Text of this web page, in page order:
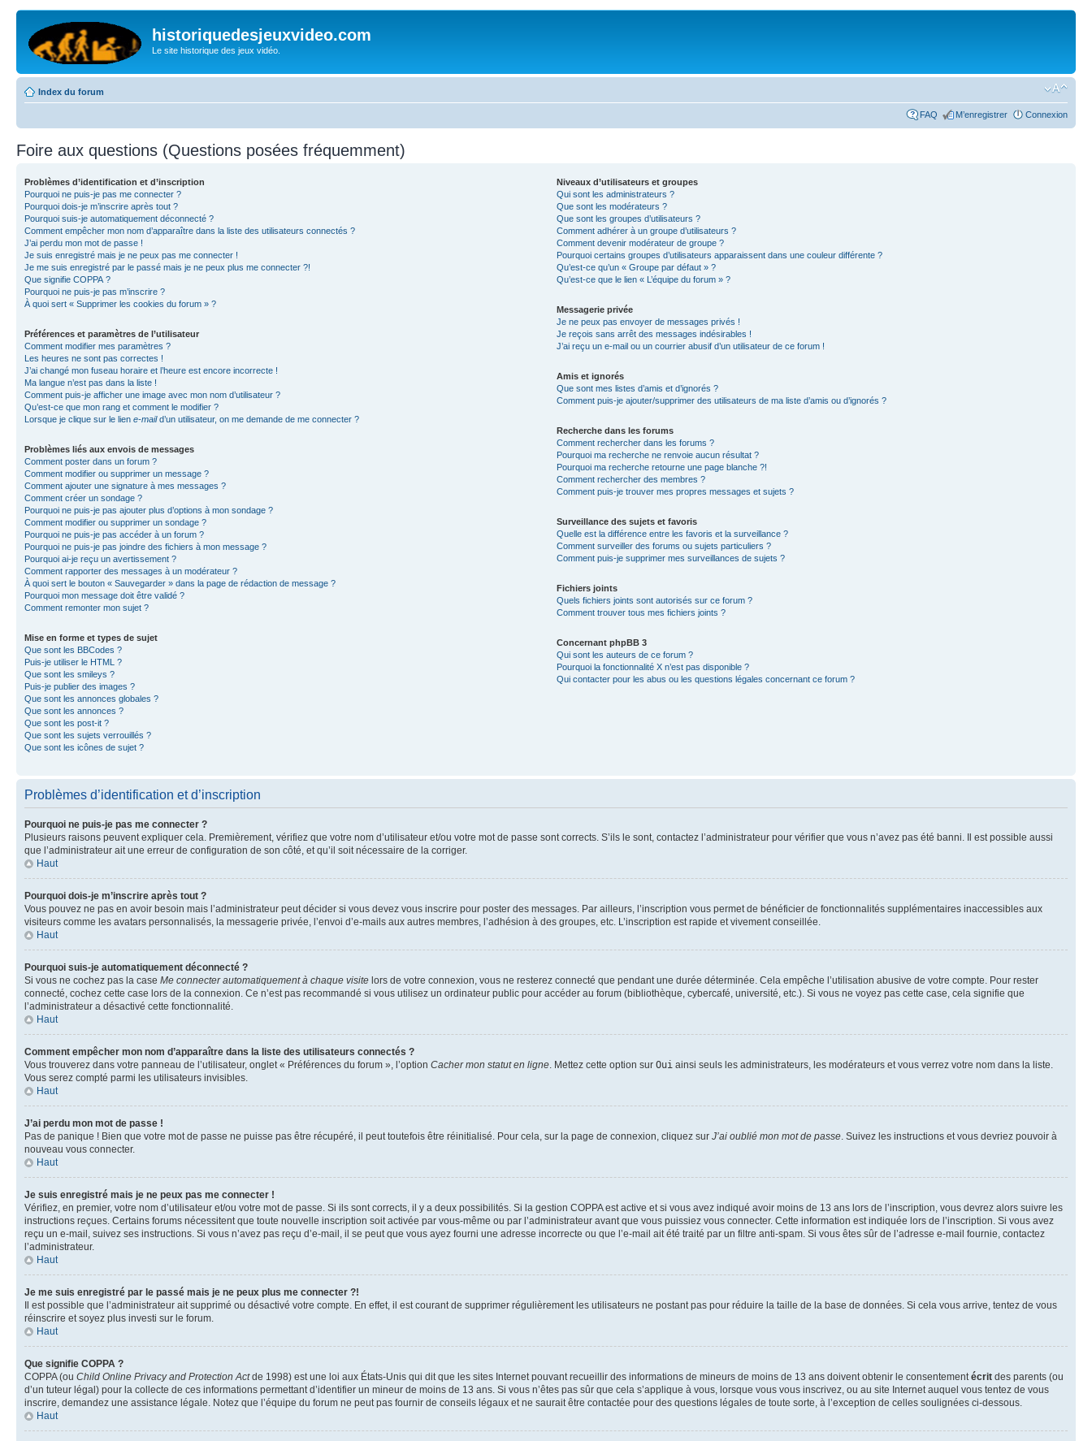
historiquedesjeuxvideo.com
Le site historique des jeux vidéo.
Index du forum
FAQ M’enregistrer Connexion
Foire aux questions (Questions posées fréquemment)
Problèmes d’identification et d’inscription
Pourquoi ne puis-je pas me connecter ?
Pourquoi dois-je m’inscrire après tout ?
Pourquoi suis-je automatiquement déconnecté ?
Comment empêcher mon nom d’apparaître dans la liste des utilisateurs connectés ?
J’ai perdu mon mot de passe !
Je suis enregistré mais je ne peux pas me connecter !
Je me suis enregistré par le passé mais je ne peux plus me connecter ?!
Que signifie COPPA ?
Pourquoi ne puis-je pas m’inscrire ?
À quoi sert « Supprimer les cookies du forum » ?
Préférences et paramètres de l’utilisateur
Comment modifier mes paramètres ?
Les heures ne sont pas correctes !
J’ai changé mon fuseau horaire et l’heure est encore incorrecte !
Ma langue n’est pas dans la liste !
Comment puis-je afficher une image avec mon nom d’utilisateur ?
Qu’est-ce que mon rang et comment le modifier ?
Lorsque je clique sur le lien e-maild’un utilisateur, on me demande de me connecter ?
Problèmes liés aux envois de messages
Comment poster dans un forum ?
Comment modifier ou supprimer un message ?
Comment ajouter une signature à mes messages ?
Comment créer un sondage ?
Pourquoi ne puis-je pas ajouter plus d’options à mon sondage ?
Comment modifier ou supprimer un sondage ?
Pourquoi ne puis-je pas accéder à un forum ?
Pourquoi ne puis-je pas joindre des fichiers à mon message ?
Pourquoi ai-je reçu un avertissement ?
Comment rapporter des messages à un modérateur ?
À quoi sert le bouton « Sauvegarder » dans la page de rédaction de message ?
Pourquoi mon message doit être validé ?
Comment remonter mon sujet ?
Mise en forme et types de sujet
Que sont les BBCodes ?
Puis-je utiliser le HTML ?
Que sont les smileys ?
Puis-je publier des images ?
Que sont les annonces globales ?
Que sont les annonces ?
Que sont les post-it ?
Que sont les sujets verrouillés ?
Que sont les icônes de sujet ?
Niveaux d’utilisateurs et groupes
Qui sont les administrateurs ?
Que sont les modérateurs ?
Que sont les groupes d’utilisateurs ?
Comment adhérer à un groupe d’utilisateurs ?
Comment devenir modérateur de groupe ?
Pourquoi certains groupes d’utilisateurs apparaissent dans une couleur différente ?
Qu’est-ce qu’un « Groupe par défaut » ?
Qu’est-ce que le lien « L’équipe du forum » ?
Messagerie privée
Je ne peux pas envoyer de messages privés !
Je reçois sans arrêt des messages indésirables !
J’ai reçu un e-mail ou un courrier abusif d’un utilisateur de ce forum !
Amis et ignorés
Que sont mes listes d’amis et d’ignorés ?
Comment puis-je ajouter/supprimer des utilisateurs de ma liste d’amis ou d’ignorés ?
Recherche dans les forums
Comment rechercher dans les forums ?
Pourquoi ma recherche ne renvoie aucun résultat ?
Pourquoi ma recherche retourne une page blanche ?!
Comment rechercher des membres ?
Comment puis-je trouver mes propres messages et sujets ?
Surveillance des sujets et favoris
Quelle est la différence entre les favoris et la surveillance ?
Comment surveiller des forums ou sujets particuliers ?
Comment puis-je supprimer mes surveillances de sujets ?
Fichiers joints
Quels fichiers joints sont autorisés sur ce forum ?
Comment trouver tous mes fichiers joints ?
Concernant phpBB 3
Qui sont les auteurs de ce forum ?
Pourquoi la fonctionnalité X n’est pas disponible ?
Qui contacter pour les abus ou les questions légales concernant ce forum ?
Problèmes d’identification et d’inscription
Pourquoi ne puis-je pas me connecter ?
Plusieurs raisons peuvent expliquer cela. Premièrement, vérifiez que votre nom d’utilisateur et/ou votre mot de passe sont corrects. S’ils le sont, contactez l’administrateur pour vérifier que vous n’avez pas été banni. Il est possible aussi
que l’administrateur ait une erreur de configuration de son côté, et qu’il soit nécessaire de la corriger.
Haut
Pourquoi dois-je m’inscrire après tout ?
Vous pouvez ne pas en avoir besoin mais l’administrateur peut décider si vous devez vous inscrire pour poster des messages. Par ailleurs, l’inscription vous permet de bénéficier de fonctionnalités supplémentaires inaccessibles aux
visiteurs comme les avatars personnalisés, la messagerie privée, l’envoi d’e-mails aux autres membres, l’adhésion à des groupes, etc. L’inscription est rapide et vivement conseillée.
Haut
Pourquoi suis-je automatiquement déconnecté ?
Si vous ne cochez pas la case Me connecter automatiquement à chaque visite lors de votre connexion, vous ne resterez connecté que pendant une durée déterminée. Cela empêche l’utilisation abusive de votre compte. Pour rester
connecté, cochez cette case lors de la connexion. Ce n’est pas recommandé si vous utilisez un ordinateur public pour accéder au forum (bibliothèque, cybercafé, université, etc.). Si vous ne voyez pas cette case, cela signifie que
l’administrateur a désactivé cette fonctionnalité.
Haut
Comment empêcher mon nom d’apparaître dans la liste des utilisateurs connectés ?
Vous trouverez dans votre panneau de l’utilisateur, onglet « Préférences du forum », l’option Cacher mon statut en ligne . Mettez cette option sur Oui ainsi seuls les administrateurs, les modérateurs et vous verrez votre nom dans la liste.
Vous serez compté parmi les utilisateurs invisibles.
Haut
J’ai perdu mon mot de passe !
Pas de panique ! Bien que votre mot de passe ne puisse pas être récupéré, il peut toutefois être réinitialisé. Pour cela, sur la page de connexion, cliquez sur J’ai oublié mon mot de passe . Suivez les instructions et vous devriez pouvoir à
nouveau vous connecter.
Haut
Je suis enregistré mais je ne peux pas me connecter !
Vérifiez, en premier, votre nom d’utilisateur et/ou votre mot de passe. Si ils sont corrects, il y a deux possibilités. Si la gestion COPPA est active et si vous avez indiqué avoir moins de 13 ans lors de l’inscription, vous devrez alors suivre les
instructions reçues. Certains forums nécessitent que toute nouvelle inscription soit activée par vous-même ou par l’administrateur avant que vous puissiez vous connecter. Cette information est indiquée lors de l’inscription. Si vous avez
reçu un e-mail, suivez ses instructions. Si vous n’avez pas reçu d’e-mail, il se peut que vous ayez fourni une adresse incorrecte ou que l’e-mail ait été traité par un filtre anti-spam. Si vous êtes sûr de l’adresse e-mail fournie, contactez
l’administrateur.
Haut
Je me suis enregistré par le passé mais je ne peux plus me connecter ?!
Il est possible que l’administrateur ait supprimé ou désactivé votre compte. En effet, il est courant de supprimer régulièrement les utilisateurs ne postant pas pour réduire la taille de la base de données. Si cela vous arrive, tentez de vous
réinscrire et soyez plus investi sur le forum.
Haut
Que signifie COPPA ?
COPPA (ou Child Online Privacy and Protection Actde 1998) est une loi aux États-Unis qui dit que les sites Internet pouvant recueillir des informations de mineurs de moins de 13 ans doivent obtenir le consentement écrit des parents (ou
d’un tuteur légal) pour la collecte de ces informations permettant d’identifier un mineur de moins de 13 ans. Si vous n’êtes pas sûr que cela s’applique à vous, lorsque vous vous inscrivez, ou au site Internet auquel vous tentez de vous
inscrire, demandez une assistance légale. Notez que l’équipe du forum ne peut pas fournir de conseils légaux et ne saurait être contactée pour des questions légales de toute sorte, à l’exception de celles soulignées ci-dessous.
Haut